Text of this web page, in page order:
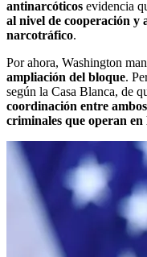
antinarcóticos evidencia
al nivel de cooperación y
narcotráfico.
Por ahora, Washington
ampliación del bloque.
según la Casa Blanca, de
coordinación entre
criminales que operan en